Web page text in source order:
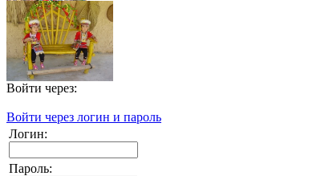
Войти через:
Войти через логин и пароль
Логин:
Пароль: